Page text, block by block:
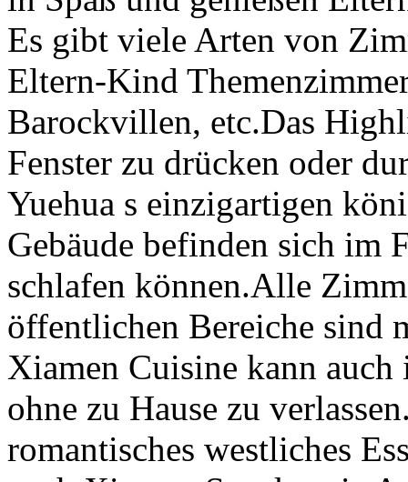
Es gibt viele Arten von
Eltern-Kind
Barockvillen, etc.Das
Fenster zu drücken oder
Yuehua s einzigartigen
Gebäude befinden sich im
schlafen können.Alle
öffentlichen Bereiche sind
Xiamen Cuisine kann auch
ohne zu Hause zu
romantisches westliches